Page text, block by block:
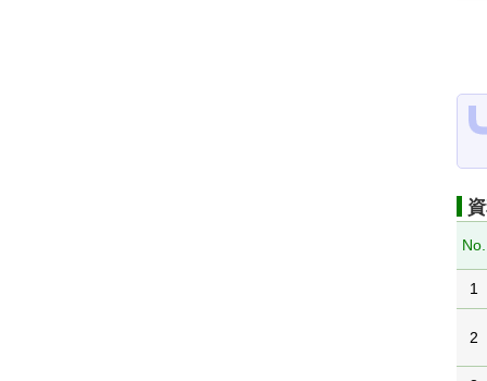
No.
1
2